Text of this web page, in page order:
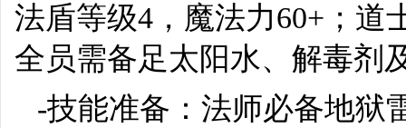
法盾等级4，魔法力60+；道
全员需备足太阳水、解毒剂
-技能准备：法师必备地狱